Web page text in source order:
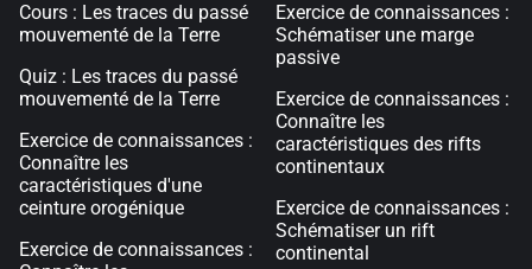
Cours : Les traces du passé
mouvementé de la Terre
Quiz : Les traces du passé
mouvementé de la Terre
Exercice de connaissances :
Connaître les
caractéristiques d'une
ceinture orogénique
Exercice de connaissances :
Exercice de connaissances :
Schématiser une marge
passive
Exercice de connaissances :
Connaître les
caractéristiques des rifts
continentaux
Exercice de connaissances :
Schématiser un rift
continental